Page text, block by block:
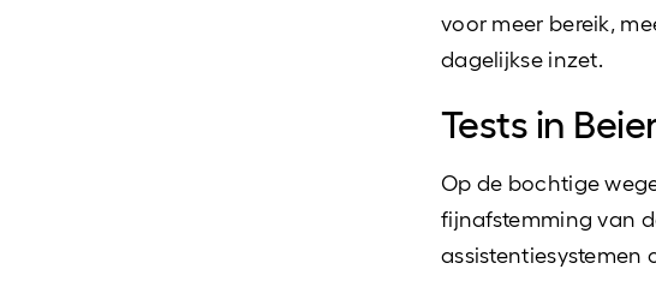
voor meer bereik,
dagelijkse inzet.
Tests in
Op de bochtige
fijnafstemming van
assistentiesystemen